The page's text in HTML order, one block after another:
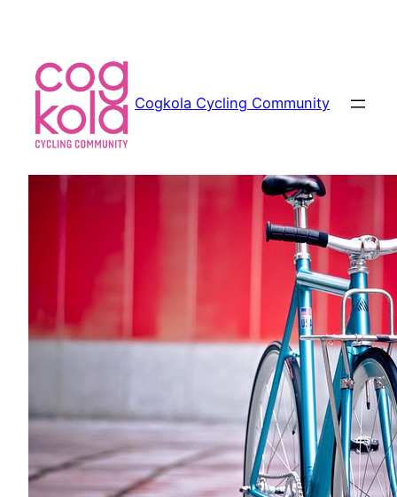
Cogkola Cycling Community